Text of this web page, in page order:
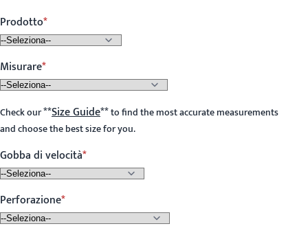
Prodotto
Misurare
Check our**Size Guide**to find the most accurate measurements
and choose the best size for you.
Gobba di velocità
Perforazione